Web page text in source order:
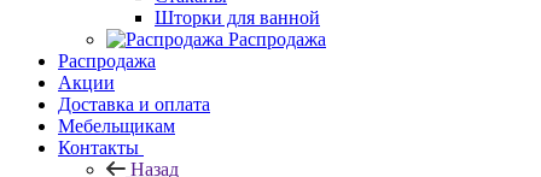
Шторки для ванной
Распродажа
Распродажа
Акции
Доставка и оплата
Мебельщикам
Контакты
Назад